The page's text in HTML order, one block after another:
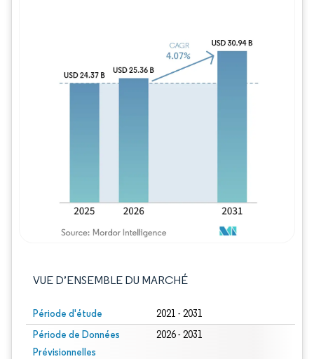
VUE D’ENSEMBLE DU MARCHÉ
Période d'étude 2021 - 2031
Période de Données
Prévisionnelles
2026 - 2031